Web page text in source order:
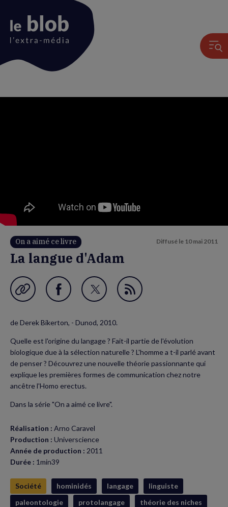
On a aimé ce livre Diffusé le 10 mai 2011
La langue d'Adam
Garder en favori
Partager
Facebook
(nouvelle
fenêtre)
Partager
Twitter
(nouvelle
fenêtre)
Flux
de Derek Bikerton, - Dunod, 2010.
Quelle est l'origine du langage ? Fait-il partie de l'évolution
biologique due à la sélection naturelle ? L'homme a t-il parlé avant
de penser ? Découvrez une nouvelle théorie passionnante qui
explique les premières formes de communication chez notre
ancêtre l'Homo erectus.
Dans la série "On a aimé ce livre".
Réalisation : Arno Caravel
Production : Universcience
Année de production : 2011
Durée : 1min39
Société hominidés langage
linguiste
paleontologie
protolangage théorie des niches